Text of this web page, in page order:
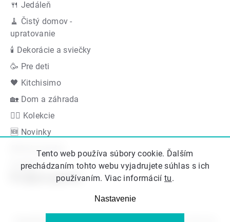
Tento web používa súbory cookie. Ďalším
prechádzaním tohto webu vyjadrujete súhlas s ich
používaním. Viac informácií tu.
Nastavenie
🍴 Jedáleň
🧹 Čistý domov -
upratovanie
🕯 Dekorácie a sviečky
🥳 Pre deti
🖤 Kitchisimo
🏡 Dom a záhrada
👍🏻 Kolekcie
🆕 Novinky
Akčná ponuka
Značky
Podporujeme